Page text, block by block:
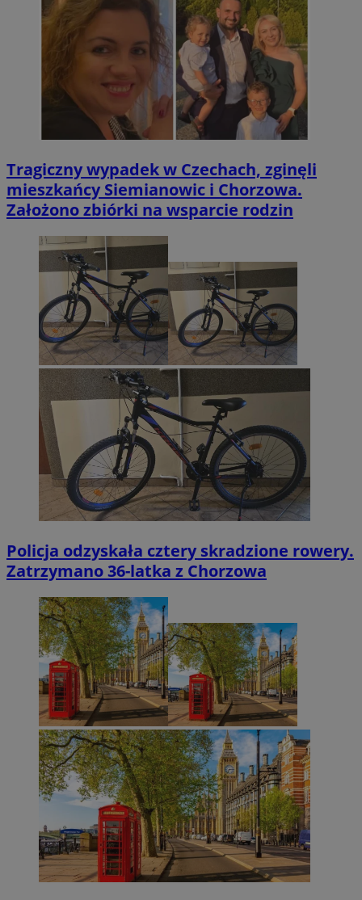
Tragiczny wypadek w Czechach, zginęli
mieszkańcy Siemianowic i Chorzowa.
Założono zbiórki na wsparcie rodzin
Policja odzyskała cztery skradzione rowery.
Zatrzymano 36-latka z Chorzowa